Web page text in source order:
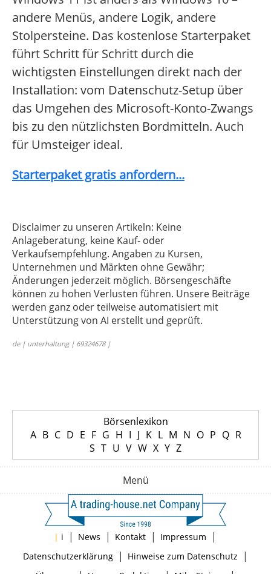
andere Menüs, andere Logik, andere
Stolpersteine. Das kostenlose Starterpaket
führt Schritt für Schritt durch die
wichtigsten Einstellungen direkt nach der
Installation: vom Datenschutz-Setup über
das Umgehen des Microsoft-Konto-Zwangs
bis zu den nützlichsten Bordmitteln. Auch
für Umsteiger ideal.
Starterpaket gratis anfordern...
Disclaimer zu unseren Artikeln: Keine
Anlageberatung, keine Kauf- oder
Verkaufsempfehlung. Angaben zu Kursen,
Unternehmen und Märkten ohne Gewähr;
Änderungen jederzeit möglich. Börsengeschäfte
können zu hohen Verlusten führen. Unsere Beiträge
werden ganz oder teilweise automatisiert mit
Unterstützung von AI erstellt und geprüft.
de | unterhaltung | 69324678 |
Börsenlexikon
A B C D E F G H I J K L M N O P Q R
S T U V W X Y Z
Menü
| i | News | Kontakt | Impressum |
Datenschutzerklärung| Hinweise zum Datenschutz |